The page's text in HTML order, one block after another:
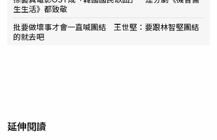
生生活》都致敬
批要做壞事才會一直喊團結 王世堅：要跟林智堅團結
的就去吧
延伸閱讀